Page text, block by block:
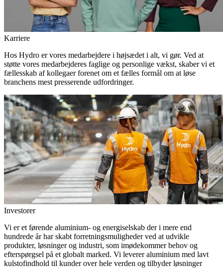
Karriere
Hos Hydro er vores medarbejdere i højsædet i alt, vi gør. Ved at
støtte vores medarbejderes faglige og personlige vækst, skaber vi et
fællesskab af kollegaer forenet om et fælles formål om at løse
branchens mest presserende udfordringer.
Investorer
Vi er et førende aluminium- og energiselskab der i mere end
hundrede år har skabt forretningsmuligheder ved at udvikle
produkter, løsninger og industri, som imødekommer behov og
efterspørgsel på et globalt marked. Vi leverer aluminium med lavt
kulstofindhold til kunder over hele verden og tilbyder løsninger